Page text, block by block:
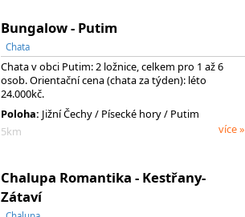
Bungalow - Putim
Chata
Chata v obci Putim: 2 ložnice, celkem pro 1 až 6
osob. Orientační cena (chata za týden): léto
24.000kč.
Poloha: Jižní Čechy/ Písecké hory/ Putim
5km
více »
Chalupa Romantika - Kestřany-
Zátaví